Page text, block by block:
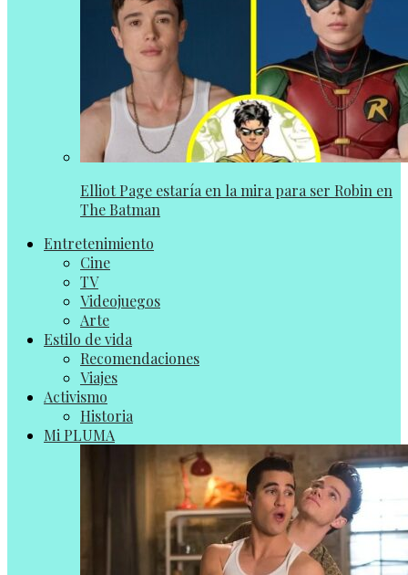
Elliot Page estaría en la mira para ser Robin en
The Batman
Entretenimiento
Cine
TV
Videojuegos
Arte
Estilo de vida
Recomendaciones
Viajes
Activismo
Historia
Mi PLUMA